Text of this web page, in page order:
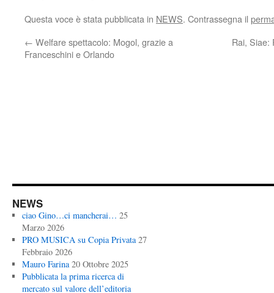
Questa voce è stata pubblicata in NEWS. Contrassegna il
← Welfare spettacolo: Mogol, grazie a
Franceschini e Orlando
Rai, Siae:
NEWS
ciao Gino…ci mancherai… 25
Marzo 2026
PRO MUSICA su Copia Privata 27
Febbraio 2026
Mauro Farina 20 Ottobre 2025
Pubblicata la prima ricerca di
mercato sul valore dell’editoria